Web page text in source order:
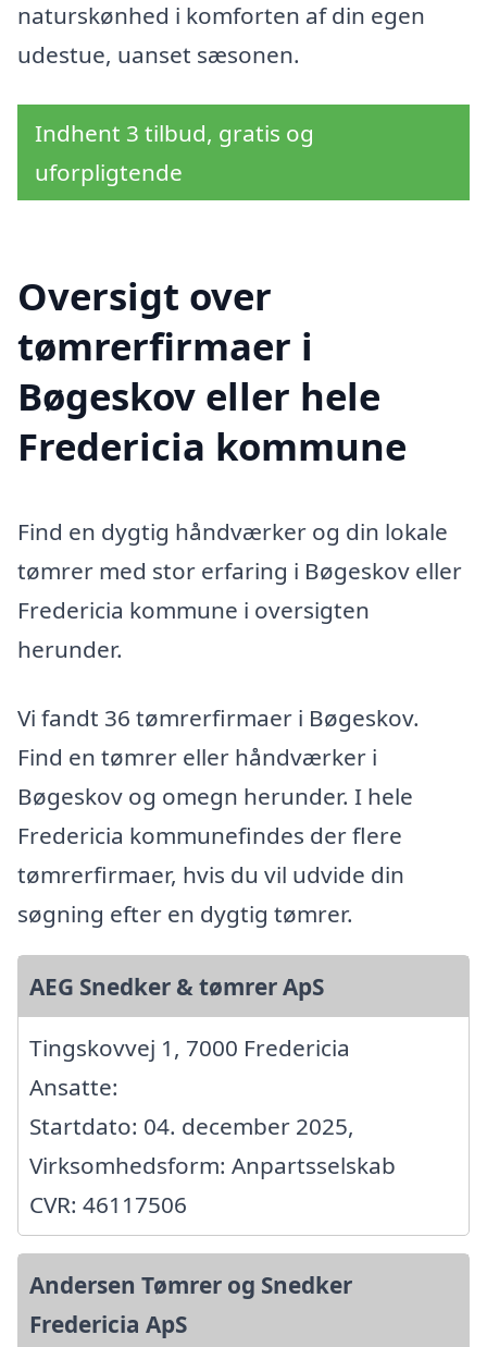
naturskønhed i komforten af din egen
udestue, uanset sæsonen.
Indhent 3 tilbud, gratis og
uforpligtende
Oversigt over
tømrerfirmaer i
Bøgeskov eller hele
Fredericia kommune
Find en dygtig håndværker og din lokale
tømrer med stor erfaring i Bøgeskov eller
Fredericia kommune i oversigten
herunder.
Vi fandt 36 tømrerfirmaer i Bøgeskov.
Find en tømrer eller håndværker i
Bøgeskov og omegn herunder. I hele
Fredericia kommunefindes der flere
tømrerfirmaer, hvis du vil udvide din
søgning efter en dygtig tømrer.
AEG Snedker & tømrer ApS
Tingskovvej 1, 7000 Fredericia
Ansatte:
Startdato: 04. december 2025,
Virksomhedsform: Anpartsselskab
CVR: 46117506
Andersen Tømrer og Snedker
Fredericia ApS